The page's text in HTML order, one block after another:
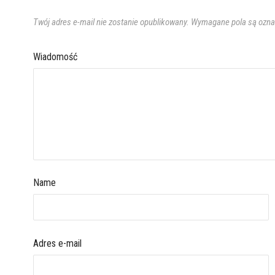
Twój adres e-mail nie zostanie opublikowany. Wymagane pola są
Wiadomość
Name
Adres e-mail